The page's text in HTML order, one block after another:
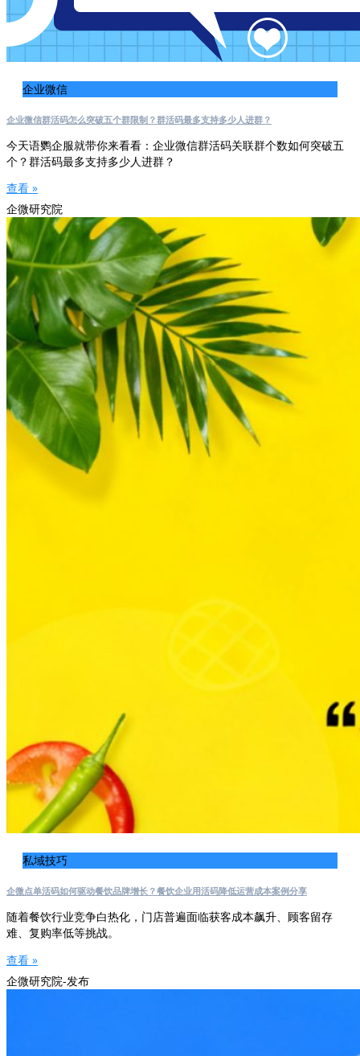
企业微信
企业微信群活码怎么突破五个群限制？群活码最多支持多少人进群？
今天语鹦企服就带你来看看：企业微信群活码关联群个数如何突破五
个？群活码最多支持多少人进群？
查看 »
企微研究院
私域技巧
企微点单活码如何驱动餐饮品牌增长？餐饮企业用活码降低运营成本案例分享
随着餐饮行业竞争白热化，门店普遍面临获客成本飙升、顾客留存
难、复购率低等挑战。
查看 »
企微研究院-发布